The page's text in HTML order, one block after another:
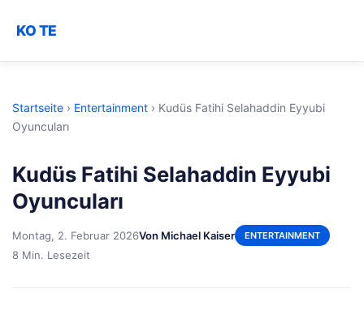
KO TE
Startseite › Entertainment › Kudüs Fatihi Selahaddin Eyyubi
Oyuncuları
Kudüs Fatihi Selahaddin Eyyubi
Oyuncuları
Montag, 2. Februar 2026Von Michael Kaiser ENTERTAINMENT
8 Min. Lesezeit